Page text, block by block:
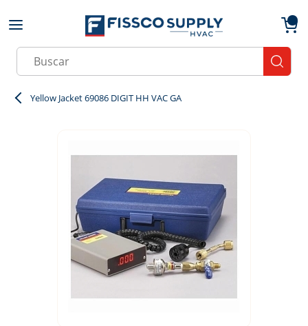
Skip to main content
Site Search
Yellow Jacket 69086 DIGIT HH VAC GA